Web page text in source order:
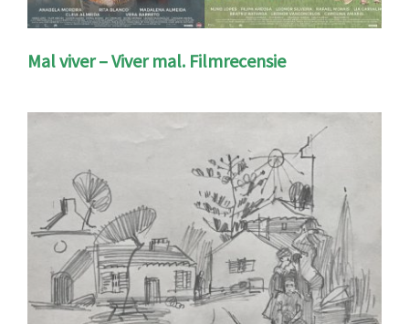
Mal viver – Viver mal. Filmrecensie